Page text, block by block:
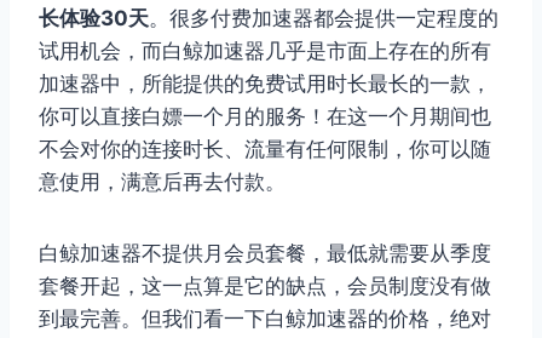
长体验30天。很多付费加速器都会提供一定程度的
试用机会，而白鲸加速器几乎是市面上存在的所有
加速器中，所能提供的免费试用时长最长的一款，
你可以直接白嫖一个月的服务！在这一个月期间也
不会对你的连接时长、流量有任何限制，你可以随
意使用，满意后再去付款。
白鲸加速器不提供月会员套餐，最低就需要从季度
套餐开起，这一点算是它的缺点，会员制度没有做
到最完善。但我们看一下白鲸加速器的价格，绝对